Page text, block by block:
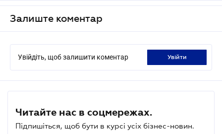
Залиште коментар
Увійдіть, щоб залишити коментар увійти
Читайте нас в соцмережах.
Підпишіться, щоб бути в курсі усіх бізнес-новин.